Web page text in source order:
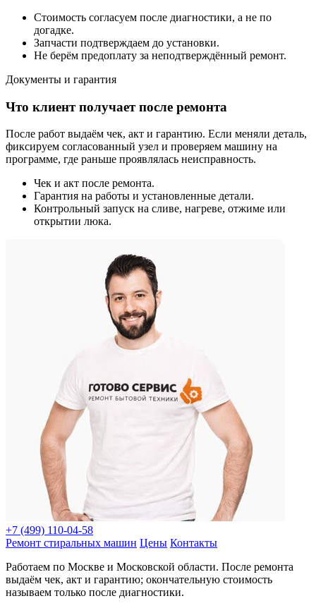
Стоимость согласуем после диагностики, а не по
догадке.
Запчасти подтверждаем до установки.
Не берём предоплату за неподтверждённый ремонт.
Документы и гарантия
Что клиент получает после ремонта
После работ выдаём чек, акт и гарантию. Если меняли деталь,
фиксируем согласованный узел и проверяем машину на
программе, где раньше проявлялась неисправность.
Чек и акт после ремонта.
Гарантия на работы и установленные детали.
Контрольный запуск на сливе, нагреве, отжиме или
открытии люка.
+7 (499) 110-04-58
Ремонт стиральных машин Цены Контакты
Работаем по Москве и Московской области. После ремонта
выдаём чек, акт и гарантию; окончательную стоимость
называем только после диагностики.